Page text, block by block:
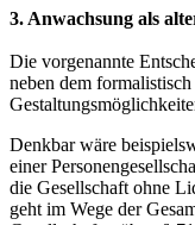
3. Anwachsung als
Die vorgenannte
neben dem
Denkbar wäre
einer
die Gesellschaft ohne
geht im Wege der